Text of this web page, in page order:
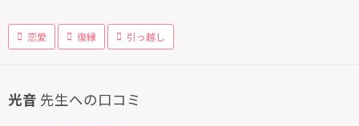
恋愛 復縁 引っ越し
光音 先生への口コミ